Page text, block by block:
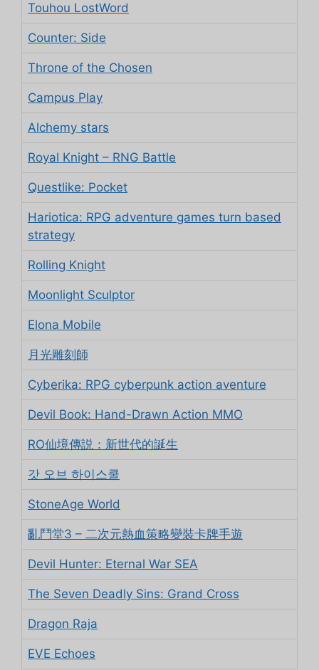
Touhou LostWord
Counter: Side
Throne of the Chosen
Campus Play
Alchemy stars
Royal Knight – RNG Battle
Questlike: Pocket
Hariotica: RPG adventure games turn based
strategy
Rolling Knight
Moonlight Sculptor
Elona Mobile
月光雕刻師
Cyberika: RPG cyberpunk action aventure
Devil Book: Hand-Drawn Action MMO
RO仙境傳説：新世代的誕生
갓 오브 하이스쿨
StoneAge World
亂鬥堂3 – 二次元熱血策略變裝卡牌手遊
Devil Hunter: Eternal War SEA
The Seven Deadly Sins: Grand Cross
Dragon Raja
EVE Echoes